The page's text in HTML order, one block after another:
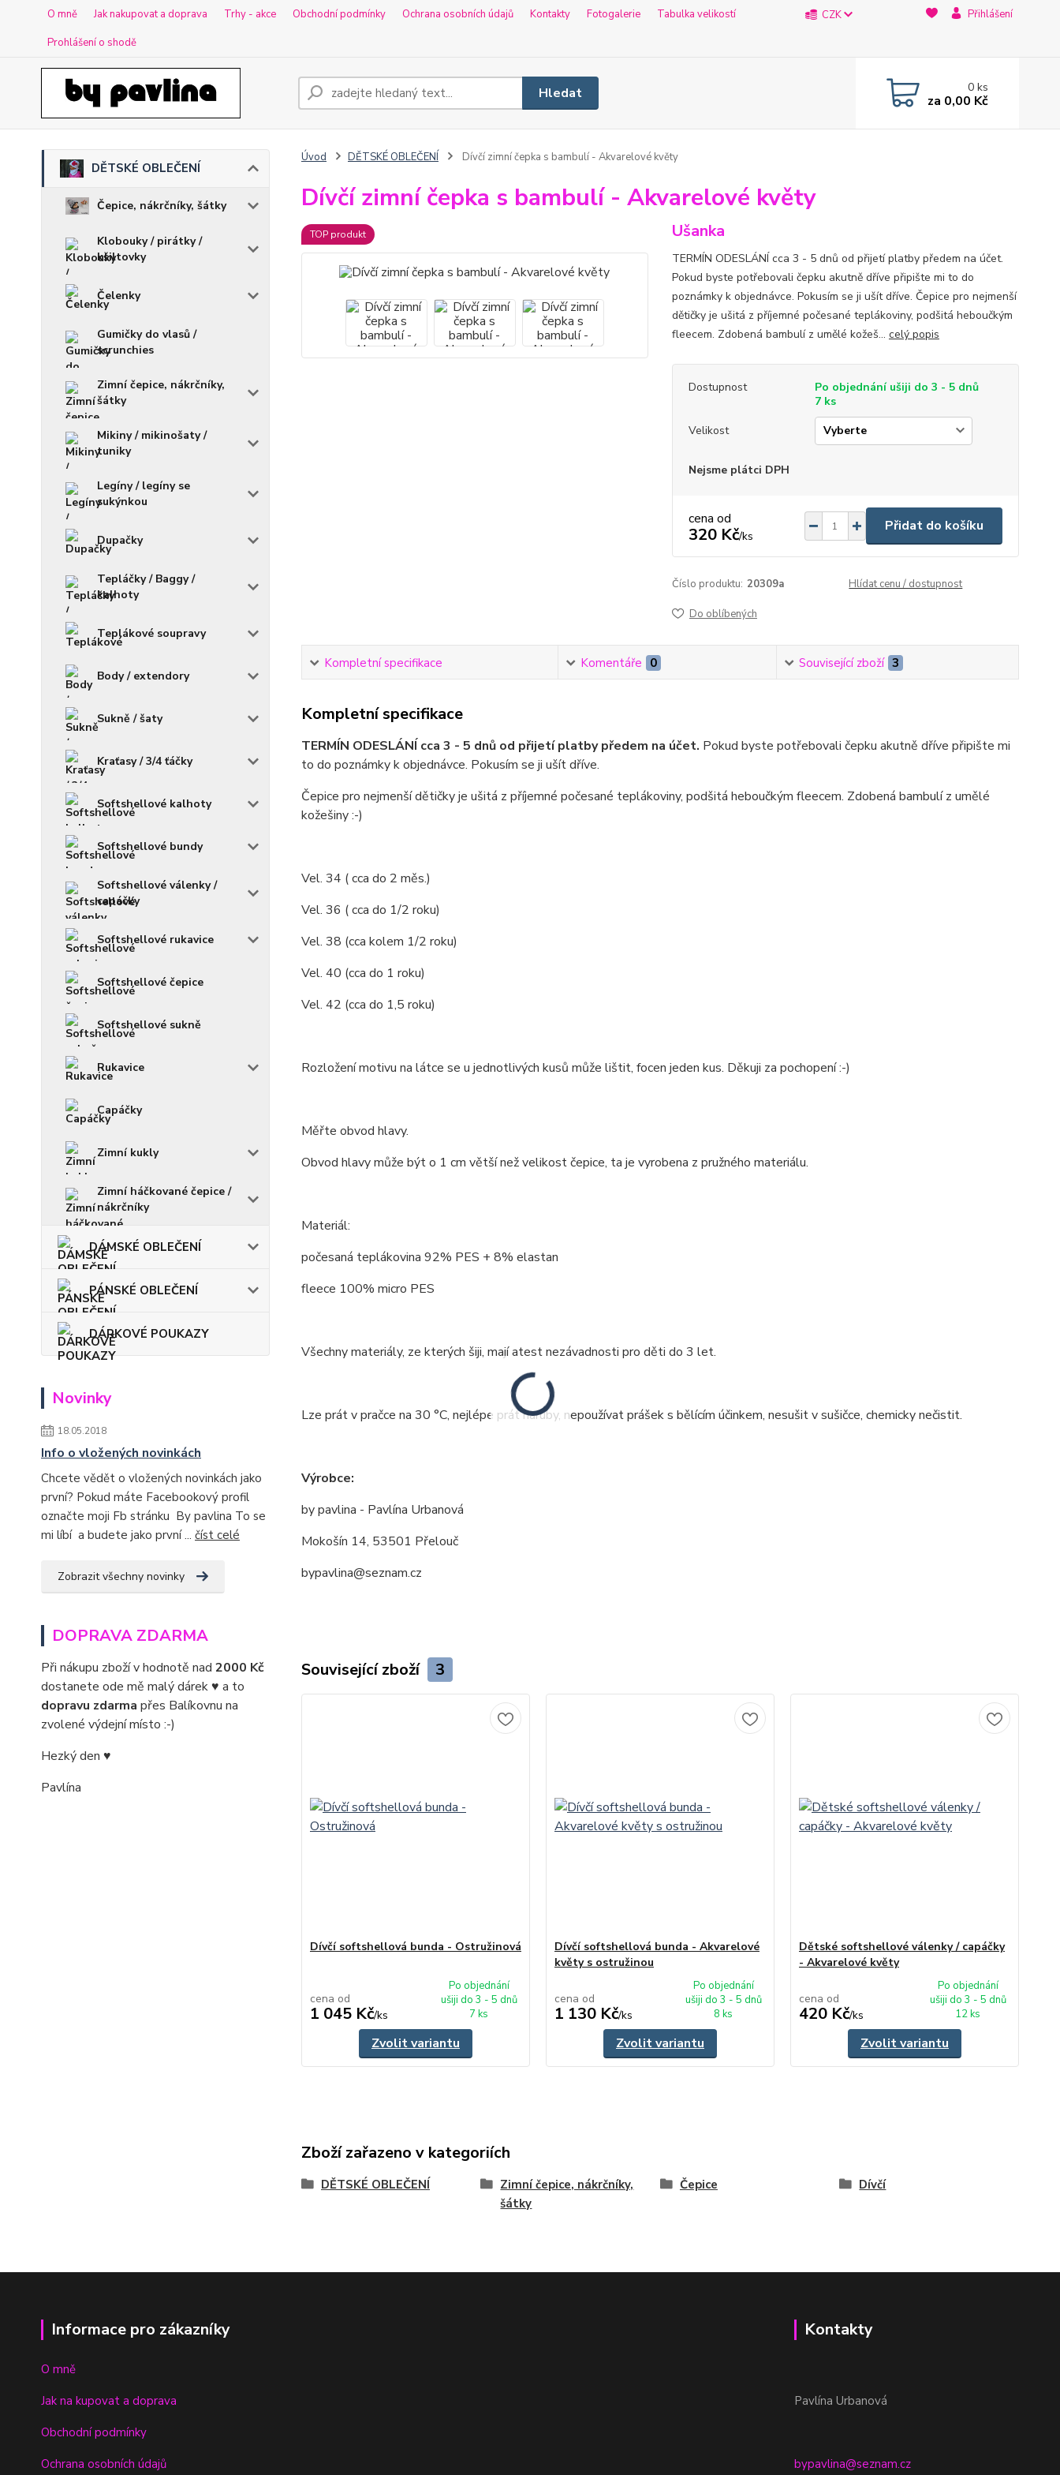
O mně Jak nakupovat a doprava Trhy - akce Obchodní podmínky Ochrana osobních údajů Kontakty Fotogalerie
Tabulka velikostí
Prohlášení o shodě
CZK Přihlášení
Hledat 0ks
za 0,00 Kč
DĚTSKÉ OBLEČENÍ
Čepice, nákrčníky, šátky
Klobouky / pirátky /
kšiltovky
Čelenky
Gumičky do vlasů /
scrunchies
Zimní čepice, nákrčníky,
šátky
Mikiny / mikinošaty /
tuniky
Legíny / legíny se
sukýnkou
Dupačky
Tepláčky / Baggy /
kalhoty
Teplákové soupravy
Body / extendory
Sukně / šaty
Kraťasy / 3/4 ťáčky
Softshellové kalhoty
Softshellové bundy
Softshellové válenky /
capáčky
Softshellové rukavice
Softshellové čepice
Softshellové sukně
Rukavice
Capáčky
Zimní kukly
Zimní háčkované čepice /
nákrčníky
DÁMSKÉ OBLEČENÍ
PÁNSKÉ OBLEČENÍ
DÁRKOVÉ POUKAZY
Novinky
18.05.2018
Info o vložených novinkách
Chcete vědět o vložených novinkách jako
první? Pokud máte Facebookový profil
označte moji Fb stránku By pavlina To se
mi líbí a budete jako první ... číst celé
Zobrazit všechny novinky
DOPRAVA ZDARMA
Při nákupu zboží v hodnotě nad 2000 Kč
dostanete ode mě malý dárek ♥ a to
dopravu zdarma přes Balíkovnu na
zvolené výdejní místo :-)
Hezký den ♥
Pavlína
Úvod DĚTSKÉ OBLEČENÍ Dívčí zimní čepka s bambulí - Akvarelové květy
Dívčí zimní čepka s bambulí - Akvarelové květy
TOP produkt Ušanka
TERMÍN ODESLÁNÍ cca 3 - 5 dnů od přijetí platby předem na účet.
Pokud byste potřebovali čepku akutně dříve připište mi to do
poznámky k objednávce. Pokusím se ji ušít dříve. Čepice pro nejmenší
dětičky je ušitá z příjemné počesané teplákoviny, podšitá heboučkým
fleecem. Zdobená bambulí z umělé kožeš... celý popis
Dostupnost
Po objednání ušiji do 3 - 5 dnů
7 ks
Velikost
Nejsme plátci DPH
cena od
320 Kč/ks
Přidat do košíku
Číslo produktu: 20309a Hlídat cenu / dostupnost
Do oblíbených
Kompletní specifikace Komentáře 0 Související zboží 3
Kompletní specifikace
TERMÍN ODESLÁNÍ cca 3 - 5 dnů od přijetí platby předem na účet. Pokud byste potřebovali čepku akutně dříve připište mi
to do poznámky k objednávce. Pokusím se ji ušít dříve.
Čepice pro nejmenší dětičky je ušitá z příjemné počesané teplákoviny, podšitá heboučkým fleecem. Zdobená bambulí z umělé
kožešiny :-)
Vel. 34 ( cca do 2 měs.)
Vel. 36 ( cca do 1/2 roku)
Vel. 38 (cca kolem 1/2 roku)
Vel. 40 (cca do 1 roku)
Vel. 42 (cca do 1,5 roku)
Rozložení motivu na látce se u jednotlivých kusů může lištit, focen jeden kus. Děkuji za pochopení :-)
Měřte obvod hlavy.
Obvod hlavy může být o 1 cm větší než velikost čepice, ta je vyrobena z pružného materiálu.
Materiál:
počesaná teplákovina 92% PES + 8% elastan
fleece 100% micro PES
Všechny materiály, ze kterých šiji, mají atest nezávadnosti pro děti do 3 let.
Lze prát v pračce na 30 °C, nejlépe prát naruby, nepoužívat prášek s bělícím účinkem, nesušit v sušičce, chemicky nečistit.
Výrobce:
by pavlina - Pavlína Urbanová
Mokošín 14, 53501 Přelouč
bypavlina@seznam.cz
Související zboží 3
Dívčí softshellová bunda - Ostružinová
cena od
1 045 Kč/ks
Po objednání
ušiji do 3 - 5 dnů
7 ks
Zvolit variantu
Dívčí softshellová bunda - Akvarelové
květy s ostružinou
cena od
1 130 Kč/ks
Po objednání
ušiji do 3 - 5 dnů
8 ks
Zvolit variantu
Dětské softshellové válenky / capáčky
- Akvarelové květy
cena od
420 Kč/ks
Po objednání
ušiji do 3 - 5 dnů
12 ks
Zvolit variantu
Zboží zařazeno v kategoriích
DĚTSKÉ OBLEČENÍ
Zimní čepice, nákrčníky,
šátky
Čepice Dívčí
Informace pro zákazníky
O mně
Jak na kupovat a doprava
Obchodní podmínky
Ochrana osobních údajů
Kontakty
Pavlína Urbanová
bypavlina@seznam.cz